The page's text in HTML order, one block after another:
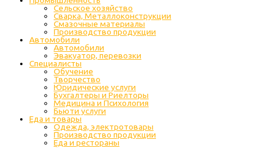
Cельское хозяйство
Сварка, Металлоконструкции
Cмазочные материалы
Производство продукции
Автомобили
Автомобили
Эвакуатор, перевозки
Специалисты
Обучение
Творчество
Юридические услуги
Бухгалтеры и Риелторы
Медицина и Психология
Бьюти услуги
Еда и товары
Одежда, электротовары
Производство продукции
Еда и рестораны